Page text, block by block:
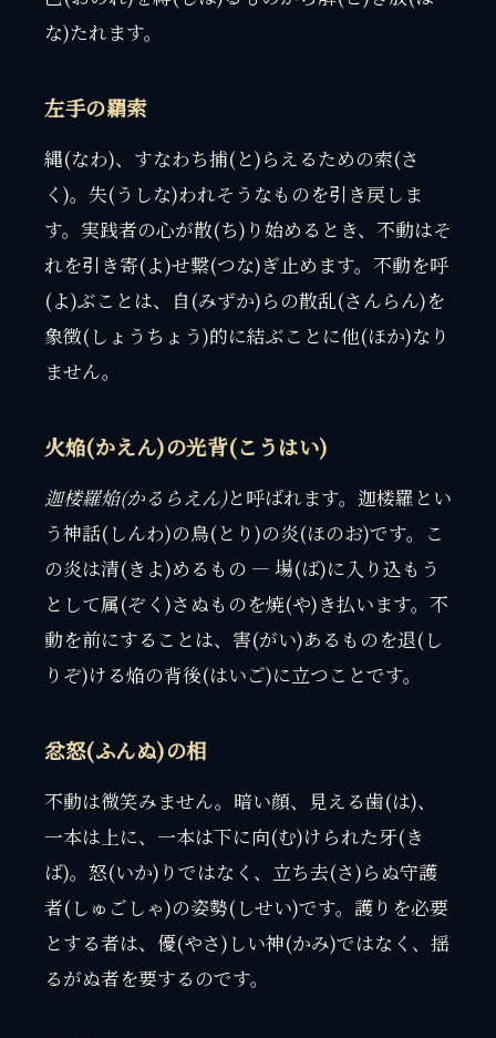
な)たれます。
左手の羂索
縄(なわ)、すなわち捕(と)らえるための索(さ
く)。失(うしな)われそうなものを引き戻しま
す。実践者の心が散(ち)り始めるとき、不動はそ
れを引き寄(よ)せ繋(つな)ぎ止めます。不動を呼
(よ)ぶことは、自(みずか)らの散乱(さんらん)を
象徴(しょうちょう)的に結ぶことに他(ほか)なり
ません。
火焔(かえん)の光背(こうはい)
迦楼羅焔(かるらえん)と呼ばれます。迦楼羅とい
う神話(しんわ)の鳥(とり)の炎(ほのお)です。こ
の炎は清(きよ)めるもの — 場(ば)に入り込もう
として属(ぞく)さぬものを焼(や)き払います。不
動を前にすることは、害(がい)あるものを退(し
りぞ)ける焔の背後(はいご)に立つことです。
忿怒(ふんぬ)の相
不動は微笑みません。暗い顔、見える歯(は)、
一本は上に、一本は下に向(む)けられた牙(き
ば)。怒(いか)りではなく、立ち去(さ)らぬ守護
者(しゅごしゃ)の姿勢(しせい)です。護りを必要
とする者は、優(やさ)しい神(かみ)ではなく、揺
るがぬ者を要するのです。